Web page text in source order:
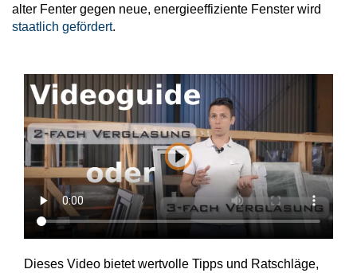
alter Fenter gegen neue, energieeffiziente Fenster wird
staatlich gefördert.
Dieses Video bietet wertvolle Tipps und Ratschläge,